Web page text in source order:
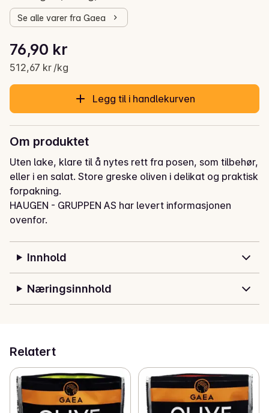
Se alle varer fra Gaea
Gjeldende pris er: 76,90 kr
76,90 kr
512,67 kr /kg
Stykkpris: 512,67 kr /kg
Legg til i handlekurven
Om produktet
Uten lake, klare til å nytes rett fra posen, som tilbehør,
eller i en salat. Store greske oliven i delikat og praktisk
forpakning.
HAUGEN - GRUPPEN AS har levert informasjonen
ovenfor.
Innhold
Næringsinnhold
Relatert